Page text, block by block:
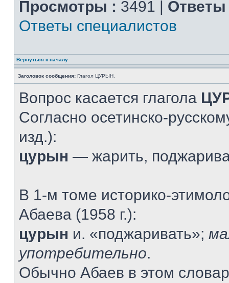
Просмотры : 3491 | Ответы
Ответы специалистов
Вернуться к началу
Заголовок сообщения: Глагол ЦУРЫН.
Вопрос касается глагола
Согласно осетинско-
изд.):
цурын — жарить,
В 1-м томе историко-
Абаева (1958 г.):
цурын и. «поджаривать»;
употребительно.
Обычно Абаев в этом